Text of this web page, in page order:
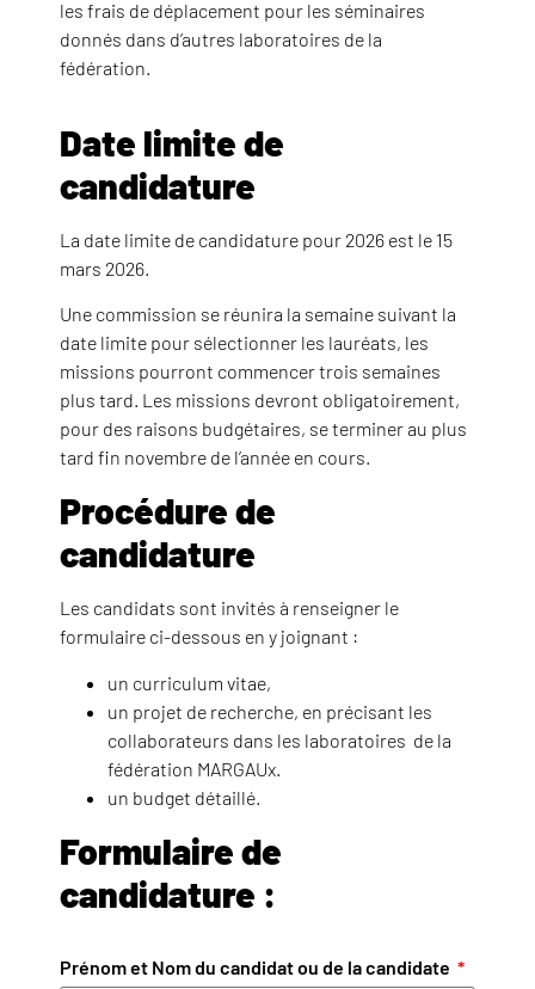
les frais de déplacement pour les séminaires
donnés dans d’autres laboratoires de la
fédération.
Date limite de
candidature
La date limite de candidature pour 2026 est le 15
mars 2026.
Une commission se réunira la semaine suivant la
date limite pour sélectionner les lauréats, les
missions pourront commencer trois semaines
plus tard. Les missions devront obligatoirement,
pour des raisons budgétaires, se terminer au plus
tard fin novembre de l’année en cours.
Procédure de
candidature
Les candidats sont invités à renseigner le
formulaire ci-dessous en y joignant :
un curriculum vitae,
un projet de recherche, en précisant les
collaborateurs dans les laboratoires de la
fédération MARGAUx.
un budget détaillé.
Formulaire de
candidature :
Prénom et Nom du candidat ou de la candidate